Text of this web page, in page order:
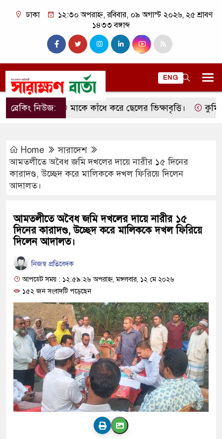
ঢাকা
১২:৩০ অপরাহ্ন, রবিবার, ০৯ অগাস্ট ২০২৬, ২৫ শ্রাবণ
১৪৩৩ বঙ্গাব্দ
ENG
ব্রেকিং নিউজ:মাকে কাঁধে করে ছেলের ভিক্ষাবৃত্তি। কুমিল্লার
Home
সারাদেশ
আমতলীতে অবৈধ জমি দখলের দায়ে নারীর ১৫ দিনের
কারাদণ্ড, উচ্ছেদ করে মালিককে দখল ফিরিয়ে দিলেন
আদালত।
আমতলীতে অবৈধ জমি দখলের দায়ে নারীর ১৫
দিনের কারাদণ্ড, উচ্ছেদ করে মালিককে দখল ফিরিয়ে
দিলেন আদালত।
নিজস্ব প্রতিবেদক
আপডেট সময় : ১২:৫৯:২৬ অপরাহ্ন, মঙ্গলবার, ১২ মে ২০২৬
১৫২ জন সংবাদটি পড়েছেন